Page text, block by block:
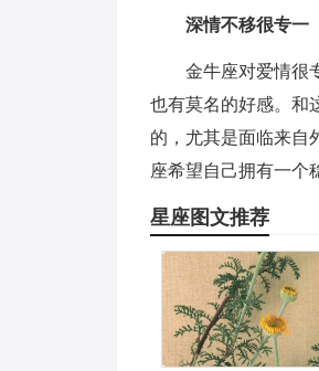
深情不移很专一
金牛座对爱情很
也有莫名的好感。和
的，尤其是面临来自
座希望自己拥有一个
星座图文推荐